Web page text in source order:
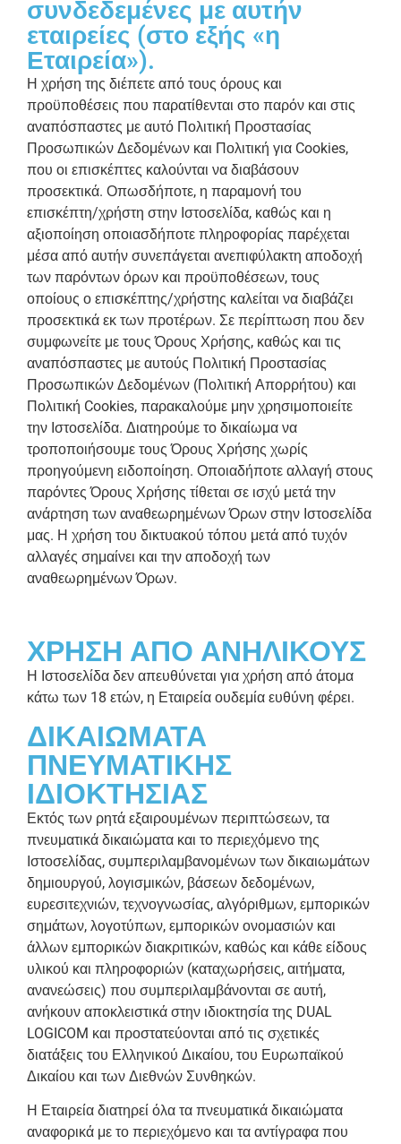
συνδεδεμένες με αυτήν
εταιρείες (στο εξής «η
Εταιρεία»).
Η χρήση της διέπετε από τους όρους και
προϋποθέσεις που παρατίθενται στο παρόν και στις
αναπόσπαστες με αυτό Πολιτική Προστασίας
Προσωπικών Δεδομένων και Πολιτική για Cookies,
που οι επισκέπτες καλούνται να διαβάσουν
προσεκτικά. Οπωσδήποτε, η παραμονή του
επισκέπτη/χρήστη στην Ιστοσελίδα, καθώς και η
αξιοποίηση οποιασδήποτε πληροφορίας παρέχεται
μέσα από αυτήν συνεπάγεται ανεπιφύλακτη αποδοχή
των παρόντων όρων και προϋποθέσεων, τους
οποίους ο επισκέπτης/χρήστης καλείται να διαβάζει
προσεκτικά εκ των προτέρων. Σε περίπτωση που δεν
συμφωνείτε με τους Όρους Χρήσης, καθώς και τις
αναπόσπαστες με αυτούς Πολιτική Προστασίας
Προσωπικών Δεδομένων (Πολιτική Απορρήτου) και
Πολιτική Cookies, παρακαλούμε μην χρησιμοποιείτε
την Ιστοσελίδα. Διατηρούμε το δικαίωμα να
τροποποιήσουμε τους Όρους Χρήσης χωρίς
προηγούμενη ειδοποίηση. Οποιαδήποτε αλλαγή στους
παρόντες Όρους Χρήσης τίθεται σε ισχύ μετά την
ανάρτηση των αναθεωρημένων Όρων στην Ιστοσελίδα
μας. Η χρήση του δικτυακού τόπου μετά από τυχόν
αλλαγές σημαίνει και την αποδοχή των
αναθεωρημένων Όρων.
ΧΡΗΣΗ ΑΠΟ ΑΝΗΛΙΚΟΥΣ
Η Ιστοσελίδα δεν απευθύνεται για χρήση από άτομα
κάτω των 18 ετών, η Εταιρεία ουδεμία ευθύνη φέρει.
ΔΙΚΑΙΩΜΑΤΑ
ΠΝΕΥΜΑΤΙΚΗΣ
ΙΔΙΟΚΤΗΣΙΑΣ
Εκτός των ρητά εξαιρουμένων περιπτώσεων, τα
πνευματικά δικαιώματα και το περιεχόμενο της
Ιστοσελίδας, συμπεριλαμβανομένων των δικαιωμάτων
δημιουργού, λογισμικών, βάσεων δεδομένων,
ευρεσιτεχνιών, τεχνογνωσίας, αλγόριθμων, εμπορικών
σημάτων, λογοτύπων, εμπορικών ονομασιών και
άλλων εμπορικών διακριτικών, καθώς και κάθε είδους
υλικού και πληροφοριών (καταχωρήσεις, αιτήματα,
ανανεώσεις) που συμπεριλαμβάνονται σε αυτή,
ανήκουν αποκλειστικά στην ιδιοκτησία της DUAL
LOGICOM και προστατεύονται από τις σχετικές
διατάξεις του Ελληνικού Δικαίου, του Ευρωπαϊκού
Δικαίου και των Διεθνών Συνθηκών.
Η Εταιρεία διατηρεί όλα τα πνευματικά δικαιώματα
αναφορικά με το περιεχόμενο και τα αντίγραφα που